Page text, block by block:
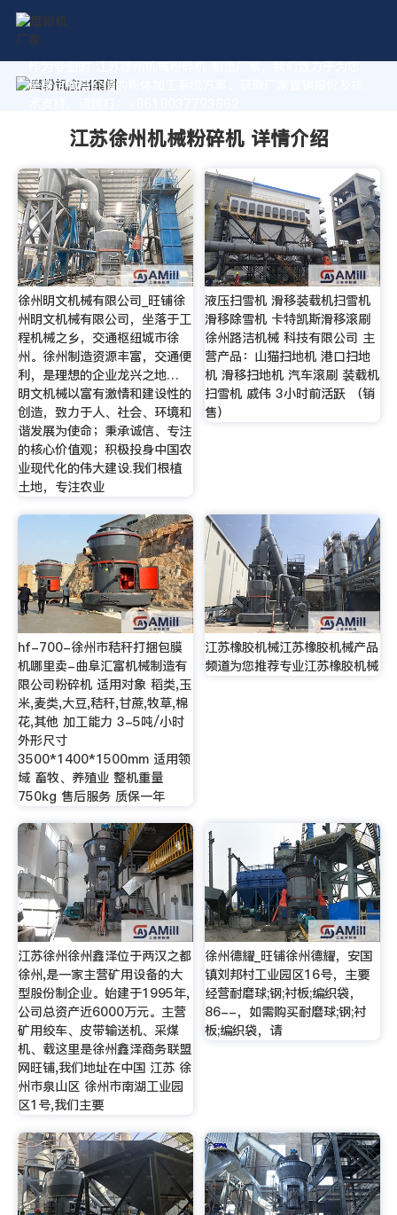
作为专业的 江苏徐州机械粉碎机 制造厂家，我们致力于为您
量身定制高价值的粉体加工系统方案。获取厂家直销报价及技
江苏徐州机械粉碎机 详情介绍
徐州明文机械有限公司_旺铺徐
州明文机械有限公司，坐落于工
程机械之乡，交通枢纽城市徐
州。徐州制造资源丰富，交通便
利，是理想的企业龙兴之地…
明文机械以富有激情和建设性的
创造，致力于人、社会、环境和
谐发展为使命；秉承诚信、专注
的核心价值观；积极投身中国农
业现代化的伟大建设.我们根植
土地，专注农业
液压扫雪机 滑移装载机扫雪机
滑移除雪机 卡特凯斯滑移滚刷
徐州路洁机械 科技有限公司 主
营产品：山猫扫地机 港口扫地
机 滑移扫地机 汽车滚刷 装载机
扫雪机 戚伟 3小时前活跃 （销
售）
hf-700-徐州市秸秆打捆包膜
机哪里卖-曲阜汇富机械制造有
限公司粉碎机 适用对象 稻类,玉
米,麦类,大豆,秸秆,甘蔗,牧草,棉
花,其他 加工能力 3-5吨/小时
外形尺寸
3500*1400*1500mm 适用领
域 畜牧、养殖业 整机重量
750kg 售后服务 质保一年
江苏橡胶机械江苏橡胶机械产品
频道为您推荐专业江苏橡胶机械
江苏徐州徐州鑫泽位于两汉之都
徐州,是一家主营矿用设备的大
型股份制企业。始建于1995年,
公司总资产近6000万元。主营
矿用绞车、皮带输送机、采煤
机、载这里是徐州鑫泽商务联盟
网旺铺,我们地址在中国 江苏 徐
州市泉山区 徐州市南湖工业园
区1号,我们主要
徐州德耀_旺铺徐州德耀，安国
镇刘邦村工业园区16号，主要
经营耐磨球;钢;衬板;编织袋，
86--，如需购买耐磨球;钢;衬
板;编织袋，请